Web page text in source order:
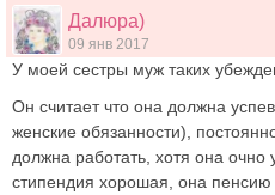
Далюра)
09 янв 2017
У моей сестры муж таких
Он считает что она должна
женские обязанности),
должна работать, хотя она очно
стипендия хорошая, она пенсию